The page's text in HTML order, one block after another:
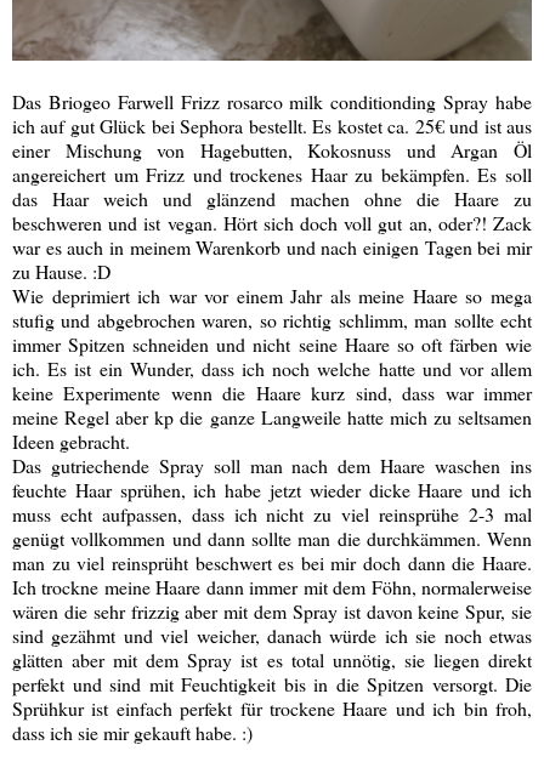
Das Briogeo Farwell Frizz rosarco milk conditionding Spray habe
ich auf gut Glück bei Sephora bestellt. Es kostet ca. 25€ und ist aus
einer Mischung von Hagebutten, Kokosnuss und Argan Öl
angereichert um Frizz und trockenes Haar zu bekämpfen. Es soll
das Haar weich und glänzend machen ohne die Haare zu
beschweren und ist vegan. Hört sich doch voll gut an, oder?! Zack
war es auch in meinem Warenkorb und nach einigen Tagen bei mir
zu Hause. :D
Wie deprimiert ich war vor einem Jahr als meine Haare so mega
stufig und abgebrochen waren, so richtig schlimm, man sollte echt
immer Spitzen schneiden und nicht seine Haare so oft färben wie
ich. Es ist ein Wunder, dass ich noch welche hatte und vor allem
keine Experimente wenn die Haare kurz sind, dass war immer
meine Regel aber kp die ganze Langweile hatte mich zu seltsamen
Ideen gebracht.
Das gutriechende Spray soll man nach dem Haare waschen ins
feuchte Haar sprühen, ich habe jetzt wieder dicke Haare und ich
muss echt aufpassen, dass ich nicht zu viel reinsprühe 2-3 mal
genügt vollkommen und dann sollte man die durchkämmen. Wenn
man zu viel reinsprüht beschwert es bei mir doch dann die Haare.
Ich trockne meine Haare dann immer mit dem Föhn, normalerweise
wären die sehr frizzig aber mit dem Spray ist davon keine Spur, sie
sind gezähmt und viel weicher, danach würde ich sie noch etwas
glätten aber mit dem Spray ist es total unnötig, sie liegen direkt
perfekt und sind mit Feuchtigkeit bis in die Spitzen versorgt. Die
Sprühkur ist einfach perfekt für trockene Haare und ich bin froh,
dass ich sie mir gekauft habe. :)